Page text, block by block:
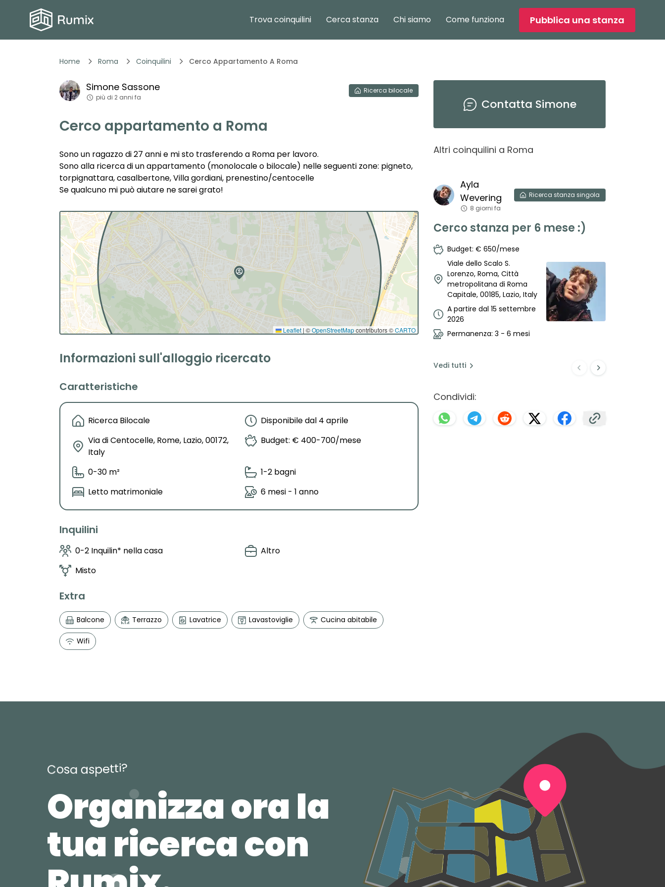
Trova coinquilini Cerca stanza Chi siamo Come funziona Pubblica una stanza
Home Roma Coinquilini Cerco Appartamento A Roma
Simone Sassone
più di 2 anni fa
Ricerca bilocale
Cerco appartamento a Roma
Sono un ragazzo di 27 anni e mi sto trasferendo a Roma per lavoro.
Sono alla ricerca di un appartamento (monolocale o bilocale) nelle seguenti zone: pigneto,
torpignattara, casalbertone, Villa gordiani, prenestino/centocelle
Se qualcuno mi può aiutare ne sarei grato!
Leaflet | ©OpenStreetMapcontributors ©CARTO
Informazioni sull'alloggio ricercato
Caratteristiche
Ricerca Bilocale
Disponibile dal 4 aprile
Via di Centocelle, Rome, Lazio, 00172,
Italy
Budget: € 400-700/mese
0-30 m²
1-2 bagni
Letto matrimoniale
6 mesi - 1 anno
Inquilini
0-2 Inquilin* nella casa
Altro
Misto
Extra
Balcone Terrazzo Lavatrice Lavastoviglie Cucina abitabile
Wifi
Contatta Simone
Altri coinquilini a Roma
Ayla
Wevering
8 giorni fa
Ricerca stanza singola
Cerco stanza per 6 mese :)
Budget: € 650/mese
Viale dello Scalo S.
Lorenzo, Roma, Città
metropolitana di Roma
Capitale, 00185, Lazio, Italy
A partire dal 15 settembre
2026
Permanenza: 3 - 6 mesi
Vedi tutti
Condividi:
Cosa aspetti?
Organizza ora la
tua ricerca con